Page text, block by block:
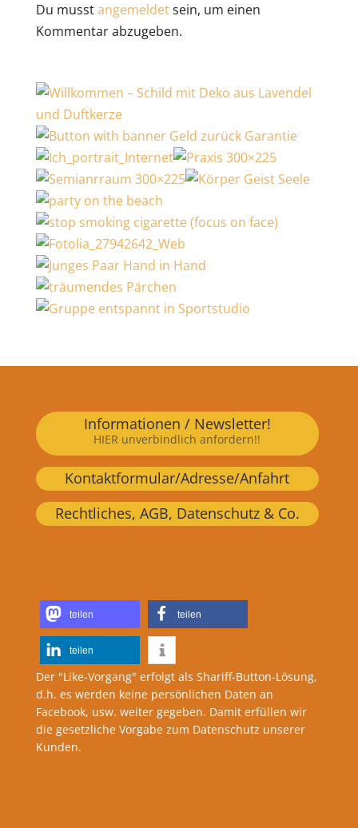
Du musstangemeldetsein, um einen
Kommentar abzugeben.
Informationen / Newsletter!
HIER unverbindlich anfordern!!
Kontaktformular/Adresse/Anfahrt
Rechtliches, AGB, Datenschutz & Co.
teilen teilen
teilen
Der "Like-Vorgang" erfolgt als Shariff-Button-Lösung,
d.h. es werden keine persönlichen Daten an
Facebook, usw. weiter gegeben. Damit erfüllen wir
die gesetzliche Vorgabe zum Datenschutz unserer
Kunden.